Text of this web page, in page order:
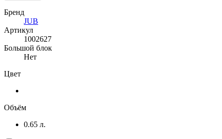
Бренд
JUB
Артикул
1002627
Большой блок
Нет
Цвет
Объём
0.65 л.